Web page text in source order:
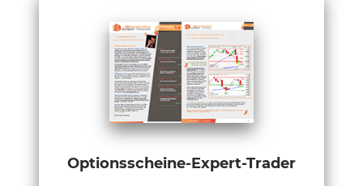
Optionsscheine-Expert-Trader